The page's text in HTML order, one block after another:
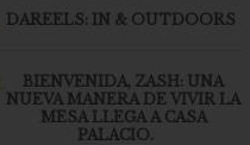
DAREELS: IN & OUTDOORS
BIENVENIDA, ZASH: UNA
NUEVA MANERA DE VIVIR LA
MESA LLEGA A CASA
PALACIO.